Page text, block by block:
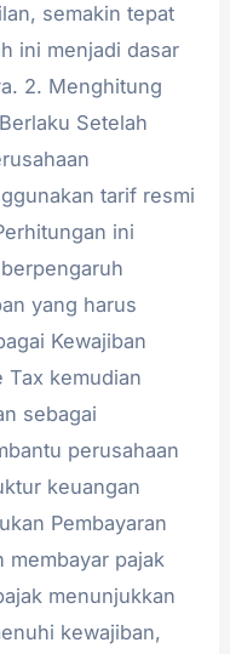
semakin tepat
ini menjadi dasar
2. Menghitung
Setelah
tarif resmi
ini
yang harus
Kewajiban
Tax kemudian
sebagai
perusahaan
keuangan
Pembayaran
membayar pajak
menunjukkan
kewajiban,